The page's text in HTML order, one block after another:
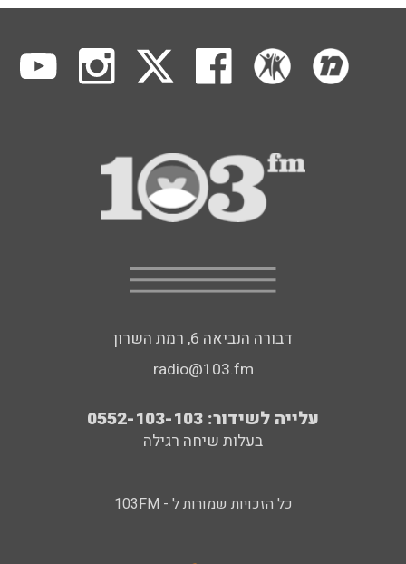
דבורה הנביאה 6, רמת השרון
radio@103.fm
עלייה לשידור: 0552-103-103
בעלות שיחה רגילה
כל הזכויות שמורות ל - 103FM